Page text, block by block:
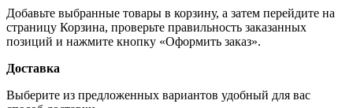
Добавьте выбранные товары в корзину, а затем перейдите на
страницу Корзина, проверьте правильность заказанных
позиций и нажмите кнопку «Оформить заказ».
Доставка
Выберите из предложенных вариантов удобный для вас